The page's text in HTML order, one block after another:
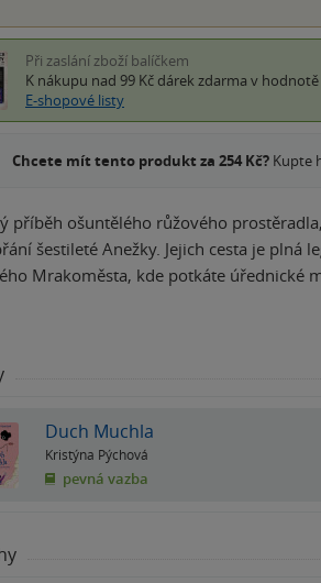
Při zaslání zboží balíčkem
K nákupu nad 99 Kč dárek zdarma v hodnotě
E-shopové listy
Chcete mít tento produkt za 254 Kč? Kupte
příběh ošuntělého růžového
šestileté Anežky. Jejich cesta je plná
Mrakoměsta, kde potkáte úřednické
Duch Muchla
Kristýna Pýchová
pevná vazba